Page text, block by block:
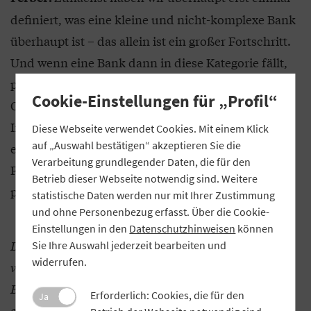
definiert, was eine kleine und nicht-komplexe Bank
überhaupt ist – das allein ist ein großer Fortschritt.
Und wenn eine Bank dann in diese Kategorie fällt,
profitiert sie von erleichterten Melde- und
Offenlegungspflichten. Kleine und nicht-komplexe
Institute können künftig auch von einer
erleichterten Berechnungsmethode für die
Finanzierungsquote (Net Stable Funding Ratio)
profitieren.
Die EU-Kommission hatte ursprünglich
vorgeschlagen, lediglich Banken mit einer
Bilanzsumme von bis zu 1,5 Milliarden Euro zu
Cookie-Einstellungen für „Profil“
Diese Webseite verwendet Cookies. Mit einem Klick
auf „Auswahl bestätigen“ akzeptieren Sie die
Verarbeitung grundlegender Daten, die für den
Betrieb dieser Webseite notwendig sind. Weitere
statistische Daten werden nur mit Ihrer Zustimmung
und ohne Personenbezug erfasst. Über die Cookie-
Einstellungen in den Datenschutzhinweisen können
Sie Ihre Auswahl jederzeit bearbeiten und
widerrufen.
Ja
Erforderlich: Cookies, die für den